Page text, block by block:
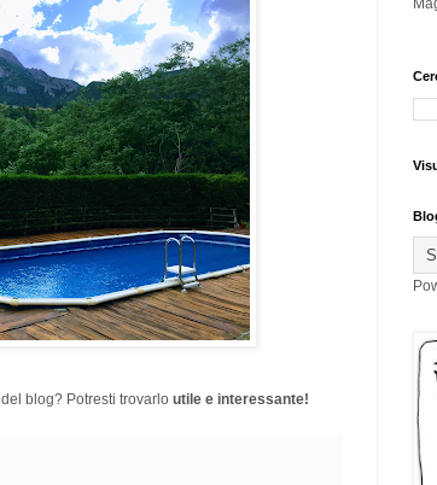
del blog? Potresti trovarlo utile e interessante!